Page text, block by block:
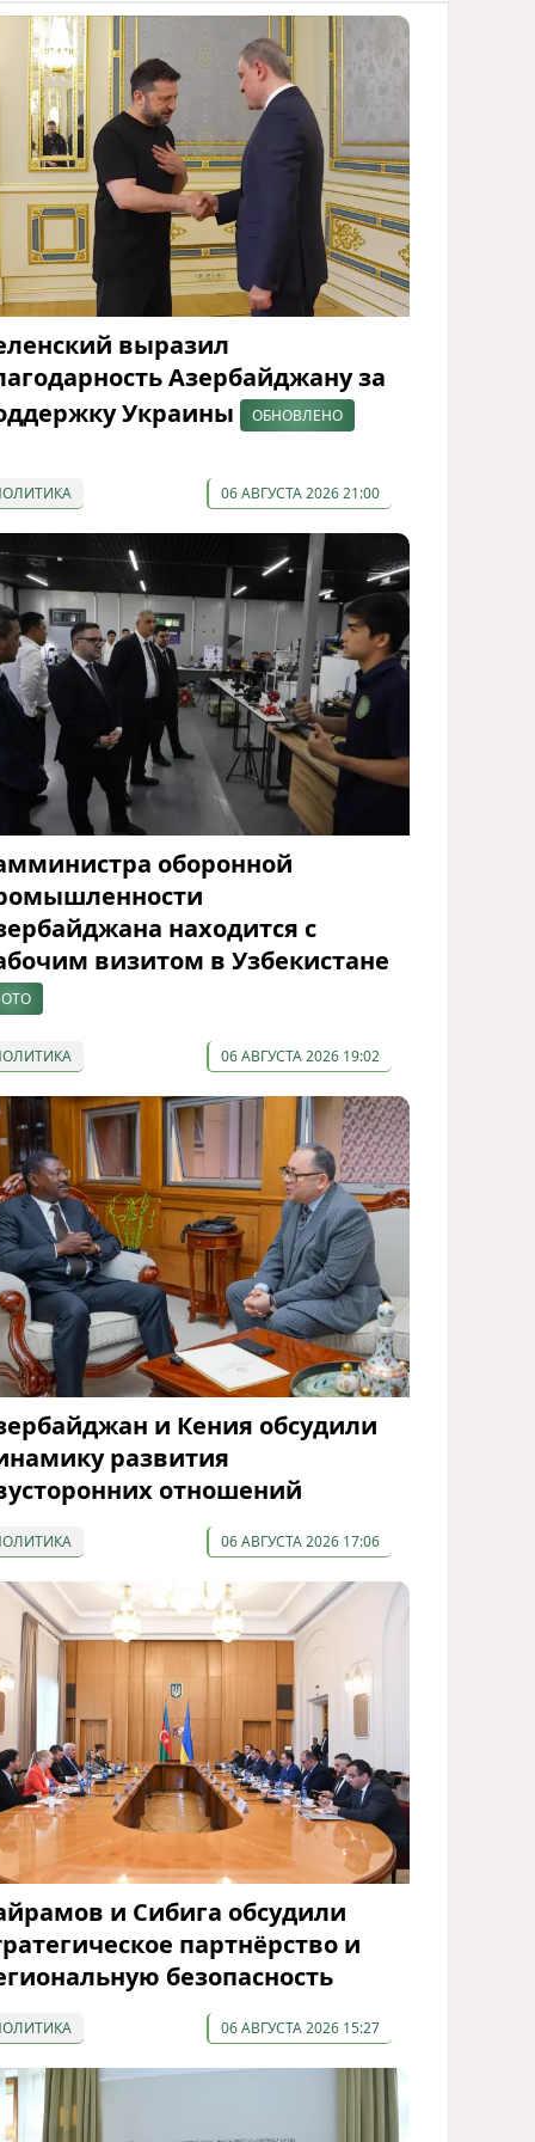
выразил
Азербайджану за
Украины
ОБНОВЛЕНО
06 АВГУСТА 2026 21:00
оборонной
находится с
визитом в Узбекистане
06 АВГУСТА 2026 19:02
и Кения обсудили
развития
отношений
06 АВГУСТА 2026 17:06
и Сибига обсудили
партнёрство и
безопасность
06 АВГУСТА 2026 15:27